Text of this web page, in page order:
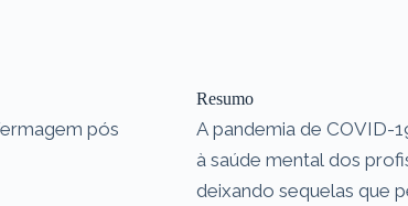
pós
Resumo
A pandemia de COVID-
à saúde mental dos profissionais de enfermagem,
deixando sequelas que